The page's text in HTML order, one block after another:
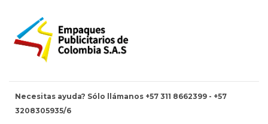
Necesitas ayuda? Sólo llámanos +57 311 8662399 - +57
3208305935/6BOLSA BOX TERMICA